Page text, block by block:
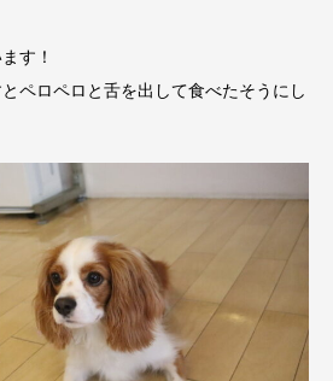
す！
ペロペロと舌を出して食べたそうにし